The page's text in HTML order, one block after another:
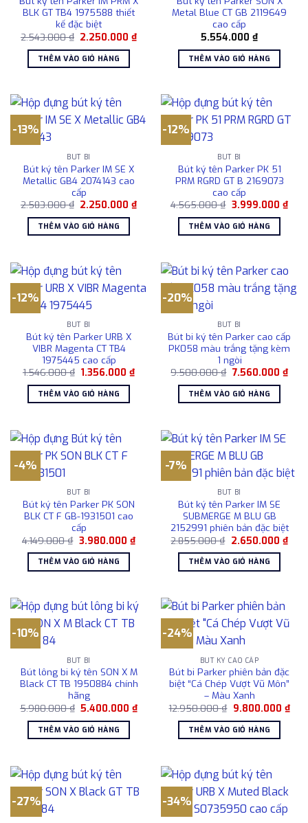
BLK GT TB4 1975588 thiết
kế đặc biệt
2.543.000₫ Giá
là:
2.543.000 ₫.
2.250.000₫Giá
hiện
2.250.000 ₫.
THÊM VÀO GIỎ HÀNG
Metal Blue CT GB 2119649
cao cấp
5.554.000 ₫
THÊM VÀO GIỎ HÀNG
-13%
BÚT BI
Bút ký tên Parker IM SE X
Metallic GB4 2074143 cao
cấp
2.583.000₫ Giá
là:
2.583.000 ₫.
2.250.000₫Giá
hiện
2.250.000 ₫.
THÊM VÀO GIỎ HÀNG
-12%
BÚT BI
Bút ký tên Parker PK 51
PRM RGRD GT B 2169073
cao cấp
4.565.000₫ Giá
là:
4.565.000 ₫.
3.999.000 ₫Giá
hiện
THÊM VÀO GIỎ HÀNG
-12%
BÚT BI
Bút ký tên Parker URB X
VIBR Magenta CT TB4
1975445 cao cấp
1.546.000₫ Giá
là:
1.546.000 ₫.
1.356.000₫Giá
hiện
1.356.000 ₫.
THÊM VÀO GIỎ HÀNG
-20%
BÚT BI
Bút bi ký tên Parker cao cấp
PK058 màu trắng tặng kèm
1 ngòi
9.500.000₫ Giá
là:
9.500.000 ₫.
7.560.000 ₫Giá
hiện
THÊM VÀO GIỎ HÀNG
-4%
BÚT BI
Bút ký tên Parker PK SON
BLK CT F GB-1931501 cao
cấp
4.149.000₫ Giá
là:
4.149.000 ₫.
3.980.000 ₫Giá
hiện
3.980.000 ₫.
THÊM VÀO GIỎ HÀNG
-7%
BÚT BI
Bút ký tên Parker IM SE
SUBMERGE M BLU GB
2152991 phiên bản đặc biệt
2.855.000₫ Giá
là:
2.855.000 ₫.
2.650.000 ₫Giá
hiện
THÊM VÀO GIỎ HÀNG
-10%
BÚT BI
Bút lông bi ký tên SON X M
Black CT TB 1950884 chính
hãng
5.980.000₫ Giá
là:
5.980.000 ₫.
5.400.000₫Giá
hiện
5.400.000 ₫.
THÊM VÀO GIỎ HÀNG
-24%
BÚT KÝ CAO CẤP
Bút bi Parker phiên bản đặc
biệt “Cá Chép Vượt Vũ Môn”
– Màu Xanh
12.950.000₫ Giá
là:
12.950.000 ₫.
9.800.000 ₫Giá
hiện
THÊM VÀO GIỎ HÀNG
-27% -34%